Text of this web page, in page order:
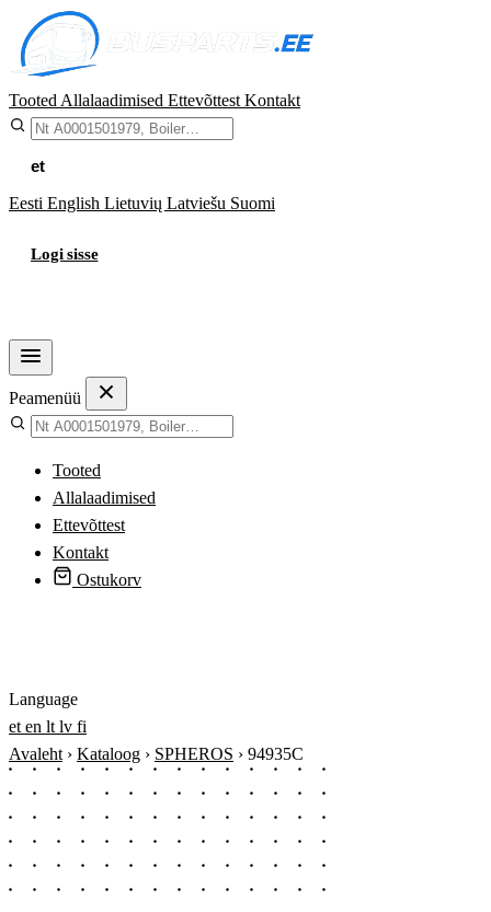
Tooted Allalaadimised Ettevõttest Kontakt
et
Eesti English Lietuvių Latviešu Suomi
Logi sisse
Peamenüü
Tooted
Allalaadimised
Ettevõttest
Kontakt
Ostukorv
Language
et en lt lv fi
Avaleht › Kataloog › SPHEROS › 94935C